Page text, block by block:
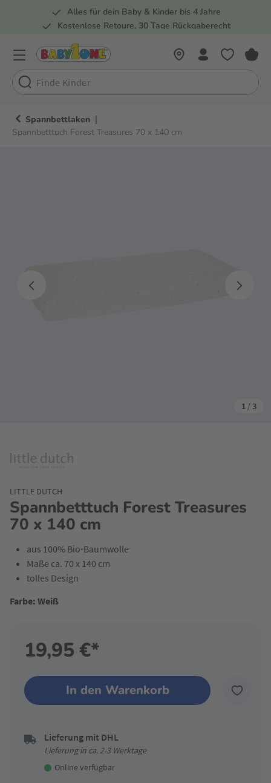
Zur Hauptnavigation springen
Alles für dein Baby & Kinder bis 4 Jahre
Kostenlose Retoure, 30 Tage Rückgaberecht
Spannbettlaken |
Spannbetttuch Forest Treasures 70 x 140 cm
1 / 3
Spannbetttuch Forest Treasures
70 x 140 cm
LITTLE DUTCH
aus 100% Bio-Baumwolle
Maße ca. 70 x 140 cm
tolles Design
Farbe: Weiß
19,95 €*
In den Warenkorb
Lieferung mit DHL
Lieferung in ca. 2-3 Werktage
Online verfügbar